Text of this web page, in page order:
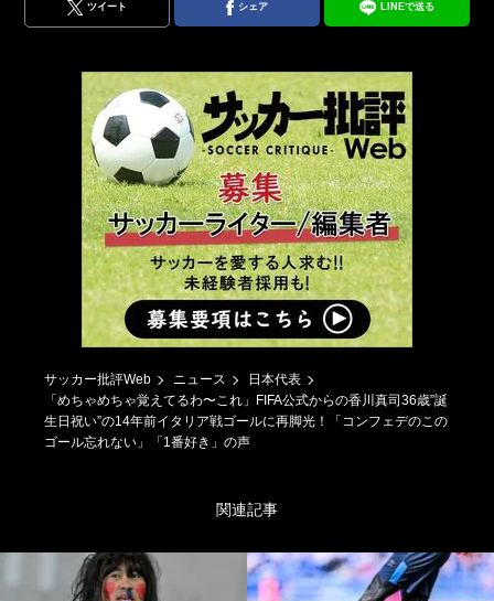
ツイート シェア LINEで送る
サッカー批評Web ニュース
日本代表
「めちゃめちゃ覚えてるわ〜これ」FIFA公式からの香川真司36歳”誕
生日祝い”の14年前イタリア戦ゴールに再脚光！「コンフェデのこの
ゴール忘れない」「1番好き」の声
関連記事